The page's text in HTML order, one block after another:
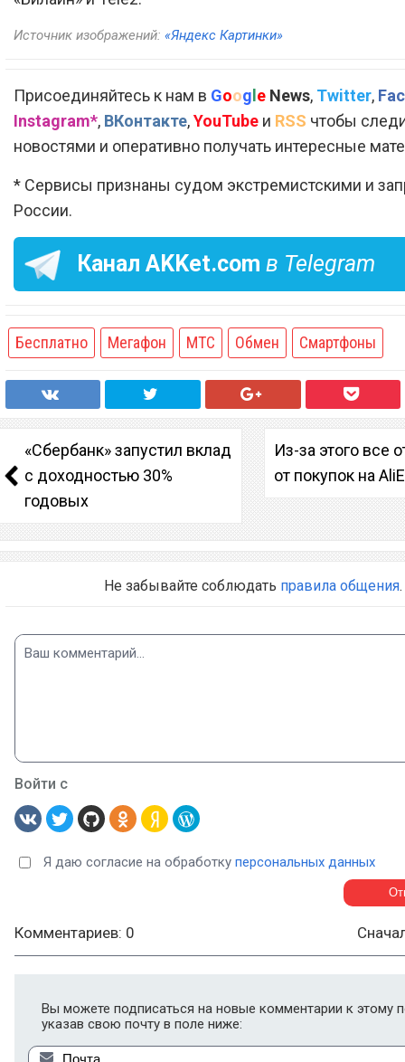
Источник изображений: «Яндекс Картинки»
Присоединяйтесь к нам в Google News, Twitter,
Instagram*, ВКонтакте,YouTube и RSS чтобы
новостями и оперативно получать интересные
* Сервисы признаны судом экстремистскими и
России.
Канал AKKet.com в Telegram
Бесплатно Мегафон МТС Обмен Смартфоны
«Сбербанк» запустил вклад
с доходностью 30%
годовых
Из-за этого все
от покупок на
Не забывайте соблюдать правила общения.
Войти с
Я даю согласие на обработку персональных данных
Комментариев: 0
Вы можете подписаться на новые комментарии к этому
указав свою почту в поле ниже: